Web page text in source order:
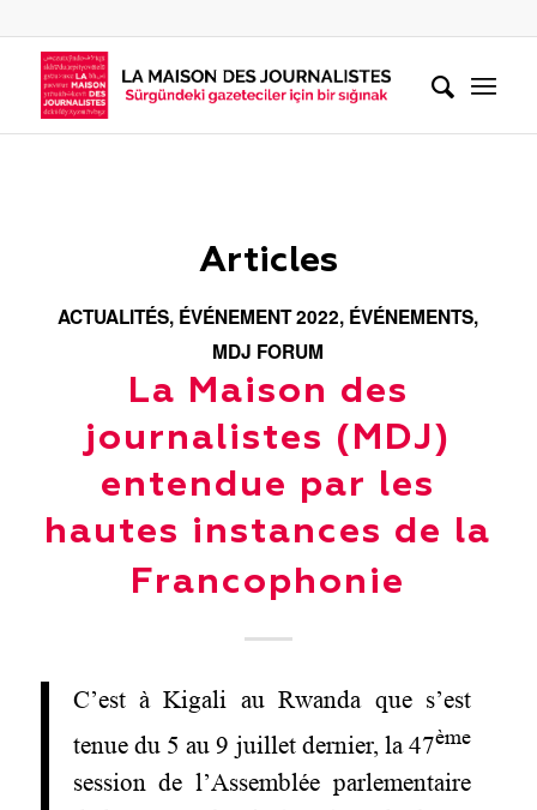
Articles
ACTUALITÉS, ÉVÉNEMENT 2022, ÉVÉNEMENTS,
MDJ FORUM
La Maison des
journalistes (MDJ)
entendue par les
hautes instances de la
Francophonie
C’est à Kigali au Rwanda que s’est
tenue du 5 au 9 juillet dernier, la 47ème
session de l’Assemblée parlementaire